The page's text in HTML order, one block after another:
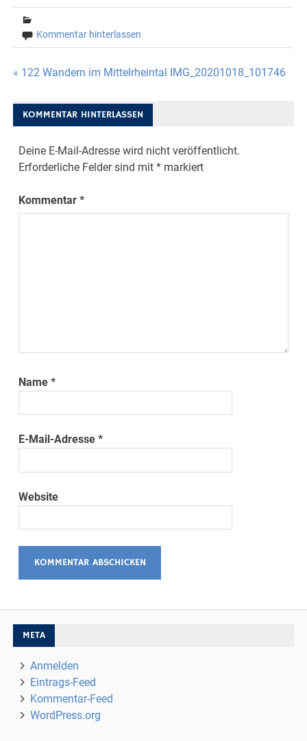
Kommentar hinterlassen
Beitragsnavigation
« 122 Wandern im Mittelrheintal IMG_20201018_101746
KOMMENTAR HINTERLASSEN
Deine E-Mail-Adresse wird nicht veröffentlicht.
Erforderliche Felder sind mit* markiert
Kommentar*
Name*
E-Mail-Adresse*
Website
META
Anmelden
Eintrags-Feed
Kommentar-Feed
WordPress.org